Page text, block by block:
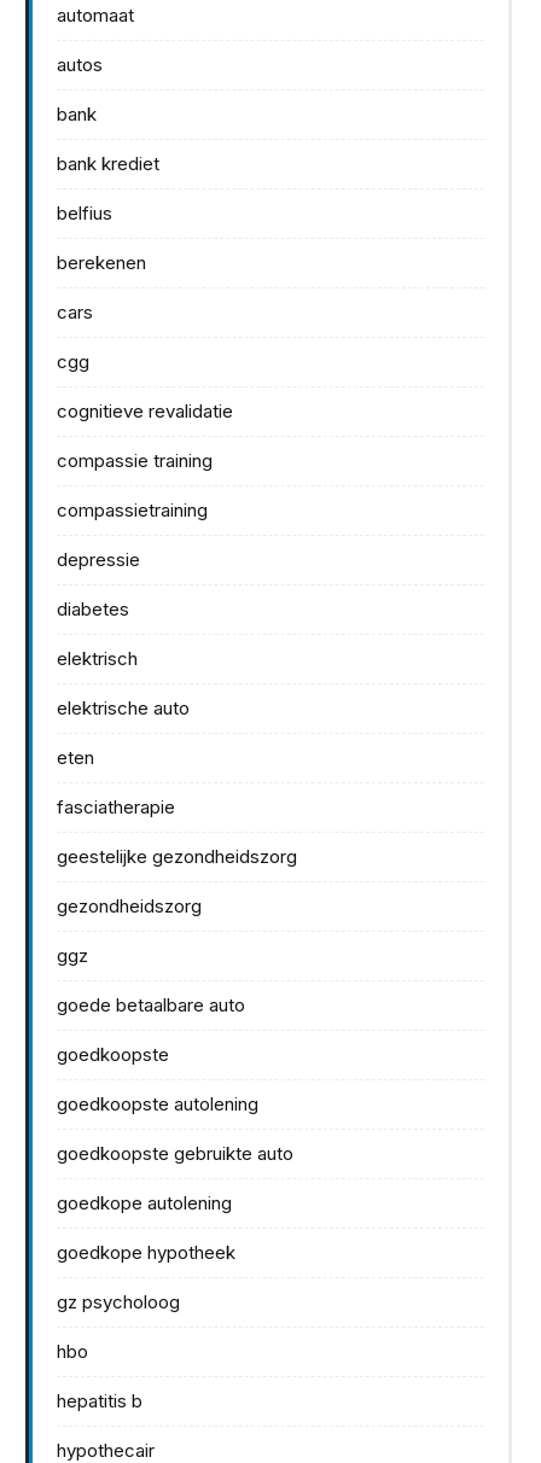
automaat
autos
bank
bank krediet
belfius
berekenen
cars
cgg
cognitieve revalidatie
compassie training
compassietraining
depressie
diabetes
elektrisch
elektrische auto
eten
fasciatherapie
geestelijke gezondheidszorg
gezondheidszorg
ggz
goede betaalbare auto
goedkoopste
goedkoopste autolening
goedkoopste gebruikte auto
goedkope autolening
goedkope hypotheek
gz psycholoog
hbo
hepatitis b
hypothecair